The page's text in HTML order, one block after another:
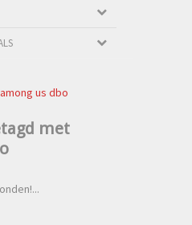
among us dbo
met